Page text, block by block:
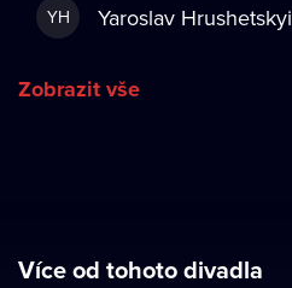
YH Yaroslav Hrushetskyi
Zobrazit vše
Více od tohoto divadla